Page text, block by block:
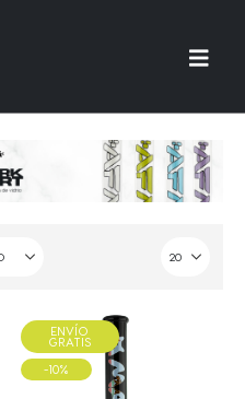
ENVÍO
GRATIS
-10%